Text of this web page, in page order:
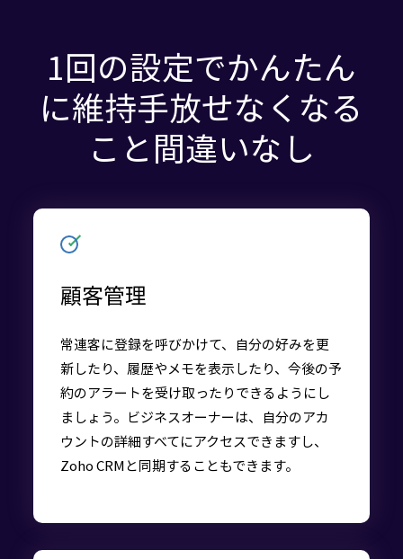
1回の設定でかんたん
に維持手放せなくなる
こと間違いなし
顧客管理
常連客に登録を呼びかけて、自分の好みを更
新したり、履歴やメモを表示したり、今後の予
約のアラートを受け取ったりできるようにし
ましょう。ビジネスオーナーは、自分のアカ
ウントの詳細すべてにアクセスできますし、
Zoho CRMと同期することもできます。